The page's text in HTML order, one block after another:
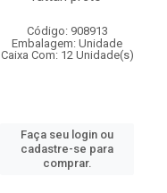
Código: 908913
Embalagem: Unidade
Caixa Com: 12 Unidade(s)
Faça seu login ou
cadastre-se para
comprar.